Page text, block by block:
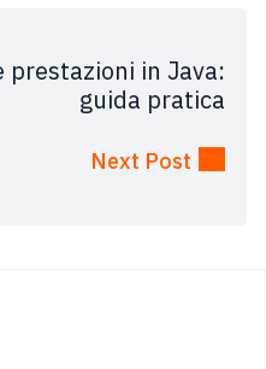
in Java:
guida pratica
Next Post